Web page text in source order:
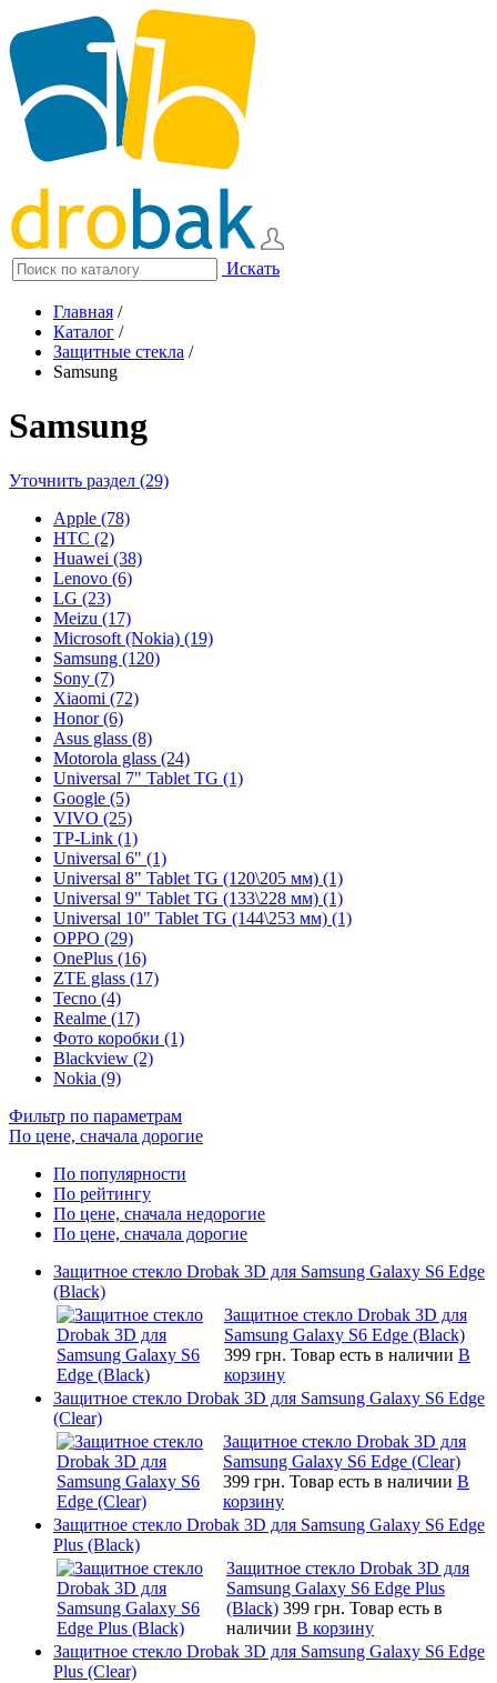
Искать
Главная /
Каталог /
Защитные стекла /
Samsung
Samsung
Уточнить раздел (29)
Apple (78)
HTC (2)
Huawei (38)
Lenovo (6)
LG (23)
Meizu (17)
Microsoft (Nokia) (19)
Samsung (120)
Sony (7)
Xiaomi (72)
Honor (6)
Asus glass (8)
Motorola glass (24)
Universal 7" Tablet TG (1)
Google (5)
VIVO (25)
TP-Link (1)
Universal 6" (1)
Universal 8" Tablet TG (120\205 мм) (1)
Universal 9" Tablet TG (133\228 мм) (1)
Universal 10" Tablet TG (144\253 мм) (1)
OPPO (29)
OnePlus (16)
ZTE glass (17)
Tecno (4)
Realme (17)
Фото коробки (1)
Blackview (2)
Nokia (9)
Фильтр по параметрам
По цене, сначала дорогие
По популярности
По рейтингу
По цене, сначала недорогие
По цене, сначала дорогие
Защитное стекло Drobak 3D для Samsung Galaxy S6 Edge
(Black)
Защитное стекло Drobak 3D для
Samsung Galaxy S6 Edge (Black)
399 грн. Товар есть в наличии В
корзину
Защитное стекло Drobak 3D для Samsung Galaxy S6 Edge
(Clear)
Защитное стекло Drobak 3D для
Samsung Galaxy S6 Edge (Clear)
399 грн. Товар есть в наличии В
корзину
Защитное стекло Drobak 3D для Samsung Galaxy S6 Edge
Plus (Black)
Защитное стекло Drobak 3D для
Samsung Galaxy S6 Edge Plus
(Black) 399 грн. Товар есть в
наличии В корзину
Защитное стекло Drobak 3D для Samsung Galaxy S6 Edge
Plus (Clear)